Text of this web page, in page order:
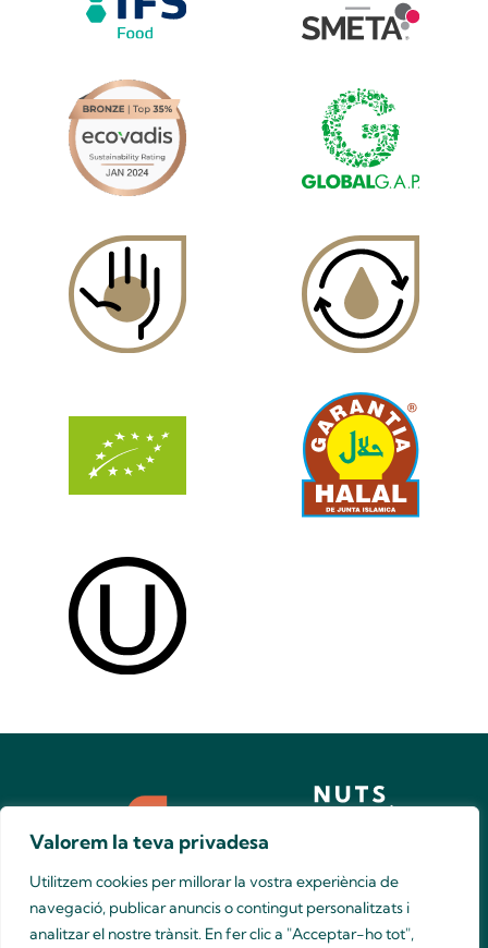
Valorem la teva privadesa
Utilitzem cookies per millorar la vostra experiència de
navegació, publicar anuncis o contingut personalitzats i
analitzar el nostre trànsit. En fer clic a "Acceptar-ho tot",
您想进一步了解我们吗？
联系我们的销售团队！
总公司
c/ Joan Oliver 16-24, 43206 Reus - Spain
(+34) 977 33 00 55
nuts@unio-nuts.coop